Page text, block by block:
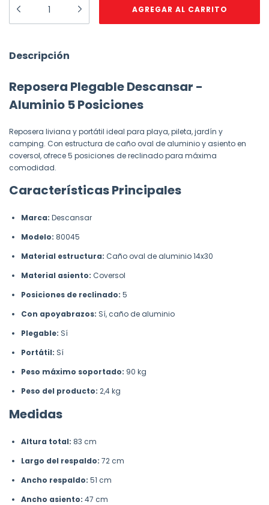
Descripción
Reposera Plegable Descansar -
Aluminio 5 Posiciones
Reposera liviana y portátil ideal para playa, pileta, jardín y
camping. Con estructura de caño oval de aluminio y asiento en
coversol, ofrece 5 posiciones de reclinado para máxima
comodidad.
Características Principales
Marca: Descansar
Modelo: 80045
Material estructura: Caño oval de aluminio 14x30
Material asiento: Coversol
Posiciones de reclinado: 5
Con apoyabrazos: Sí, caño de aluminio
Plegable: Sí
Portátil: Sí
Peso máximo soportado: 90 kg
Peso del producto: 2,4 kg
Medidas
Altura total: 83 cm
Largo del respaldo: 72 cm
Ancho respaldo: 51 cm
Ancho asiento: 47 cm